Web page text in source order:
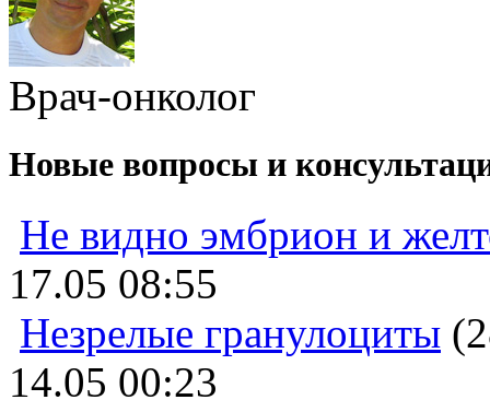
Врач-онколог
Новые вопросы и
Не видно эмбрион и
17.05 08:55
Незрелые гранулоциты
14.05 00:23